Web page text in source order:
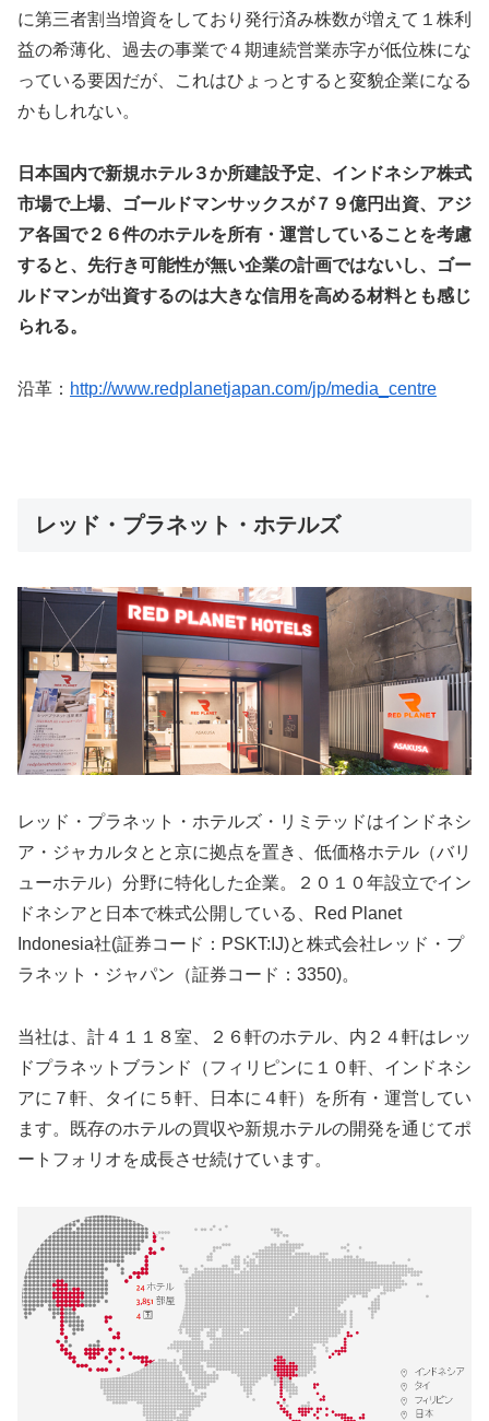
に第三者割当増資をしており発行済み株数が増えて１株利
益の希薄化、過去の事業で４期連続営業赤字が低位株にな
っている要因だが、これはひょっとすると変貌企業になる
かもしれない。
日本国内で新規ホテル３か所建設予定、インドネシア株式
市場で上場、ゴールドマンサックスが７９億円出資、アジ
ア各国で２６件のホテルを所有・運営していることを考慮
すると、先行き可能性が無い企業の計画ではないし、ゴー
ルドマンが出資するのは大きな信用を高める材料とも感じ
られる。
沿革： http://www.redplanetjapan.com/jp/media_centre
レッド・プラネット・ホテルズ
レッド・プラネット・ホテルズ・リミテッドはインドネシ
ア・ジャカルタとと京に拠点を置き、低価格ホテル（バリ
ューホテル）分野に特化した企業。２０１０年設立でイン
ドネシアと日本で株式公開している、Red Planet
Indonesia社(証券コード：PSKT:IJ)と株式会社レッド・プ
ラネット・ジャパン（証券コード：3350)。
当社は、計４１１８室、２６軒のホテル、内２４軒はレッ
ドプラネットブランド（フィリピンに１０軒、インドネシ
アに７軒、タイに５軒、日本に４軒）を所有・運営してい
ます。既存のホテルの買収や新規ホテルの開発を通じてポ
ートフォリオを成長させ続けています。